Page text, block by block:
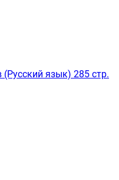
язык) 285 стр.